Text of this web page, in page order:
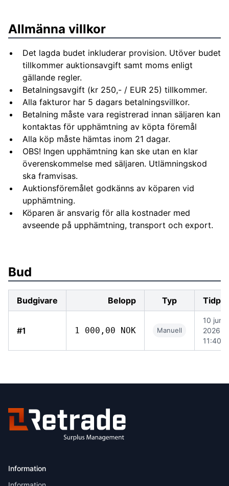
Allmänna villkor
Det lagda budet inkluderar provision. Utöver budet
tillkommer auktionsavgift samt moms enligt
gällande regler.
Betalningsavgift (kr 250,- / EUR 25) tillkommer.
Alla fakturor har 5 dagars betalningsvillkor.
Betalning måste vara registrerad innan säljaren kan
kontaktas för upphämtning av köpta föremål
Alla köp måste hämtas inom 21 dagar.
OBS! Ingen upphämtning kan ske utan en klar
överenskommelse med säljaren. Utlämningskod
ska framvisas.
Auktionsföremålet godkänns av köparen vid
upphämtning.
Köparen är ansvarig för alla kostnader med
avseende på upphämtning, transport och export.
Bud
Budgivare Belopp Typ
#1 1 000,00 NOK Manuell
10 juni
2026
11:40
Information